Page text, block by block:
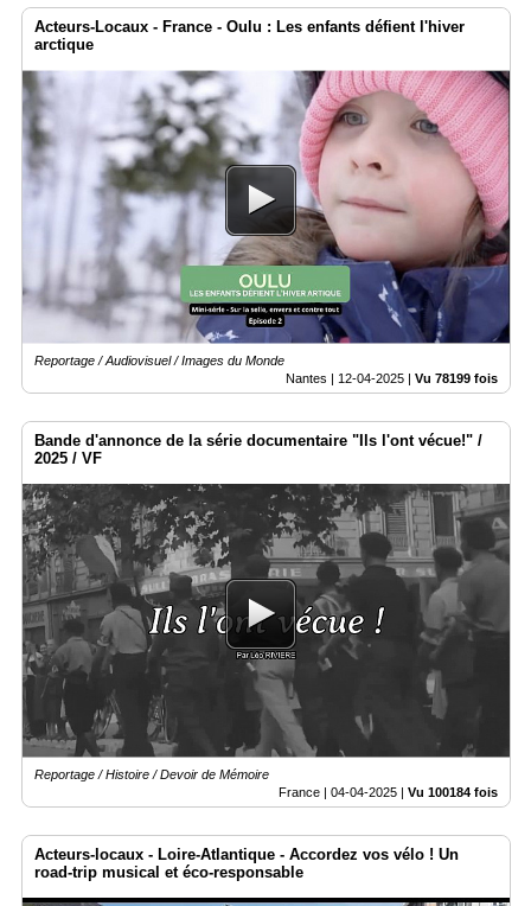
Acteurs-Locaux - France - Oulu : Les enfants défient l'hiver
arctique
Reportage / Audiovisuel / Images du Monde
Nantes | 12-04-2025 | Vu 78199 fois
Bande d'annonce de la série documentaire "Ils l'ont vécue!" /
2025 / VF
Reportage / Histoire / Devoir de Mémoire
France | 04-04-2025 Vu 100184 fois
Acteurs-locaux - Loire-Atlantique - Accordez vos vélo ! Un
road-trip musical et éco-responsable